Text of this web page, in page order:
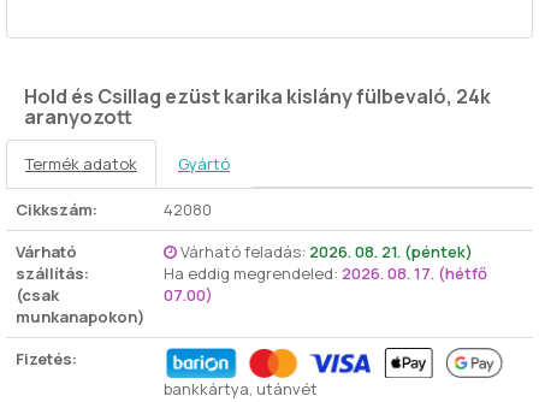
Hold és Csillag ezüst karika kislány fülbevaló, 24k
aranyozott
Termék adatok Gyártó
Cikkszám:
42080
Várható
szállítás:
(csak
munkanapokon)
Várható feladás: 2026. 08. 21. (péntek)
Ha eddig megrendeled: 2026. 08. 17. (hétfő
07.00)
Fizetés:
bankkártya, utánvét